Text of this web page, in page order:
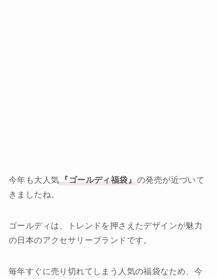
今年も大人気 『ゴールディ福袋』 の発売が近づいて
きましたね。
ゴールディは、トレンドを押さえたデザインが魅力
の日本のアクセサリーブランドです。
毎年すぐに売り切れてしまう人気の福袋なため、今